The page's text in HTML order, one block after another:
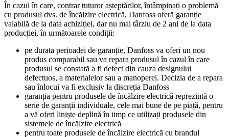
În cazul în care, contrar tuturor așteptărilor, întâmpinați o problemă
cu produsul dvs. de încălzire electrică, Danfoss oferă garanție
valabilă de la data achiziției, dar nu mai târziu de 2 ani de la data
producției, în următoarele condiții:
pe durata perioadei de garanție, Danfoss va oferi un nou
produs comparabil sau va repara produsul în cazul în care
produsul se constată a fi defect din cauza designului
defectuos, a materialelor sau a manoperei. Decizia de a repara
sau înlocui va fi exclusiv la discreția Danfoss
garanția pentru produsele de încălzire electrică reprezintă o
serie de garanții individuale, cele mai bune de pe piață, pentru
a vă oferi liniște deplină în timp ce utilizați produsele din
sistemele de încălzire electrică
pentru toate produsele de încălzire electrică cu brandul